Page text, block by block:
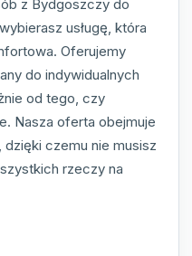
z Bydgoszczy do
usługę, która
Oferujemy
do indywidualnych
od tego, czy
Nasza oferta obejmuje
czemu nie musisz
rzeczy na